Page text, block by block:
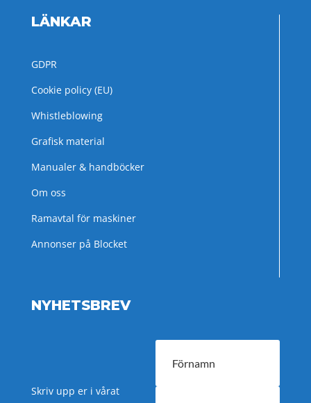
LÄNKAR
GDPR
Cookie policy (EU)
Whistleblowing
Grafisk material
Manualer & handböcker
Om oss
Ramavtal för maskiner
Annonser på Blocket
NYHETSBREV
Skriv upp er i vårat